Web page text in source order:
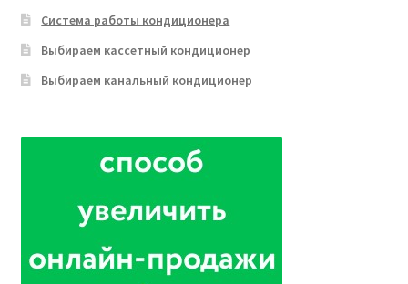
Система работы кондиционера
Выбираем кассетный кондиционер
Выбираем канальный кондиционер